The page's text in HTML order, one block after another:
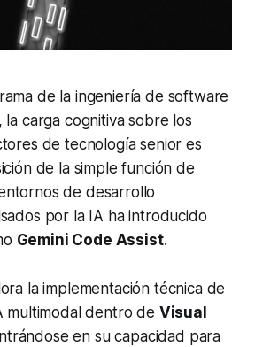
de la ingeniería de software
carga cognitiva sobre los
de tecnología senior es
de la simple función de
de desarrollo
por la IA ha introducido
Gemini Code Assist.
la implementación técnica de
multimodal dentro de Visual
en su capacidad para